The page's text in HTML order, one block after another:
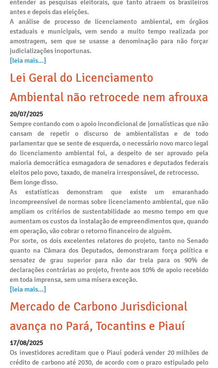
entender as pesquisas eleitorais, que tanto atraem os brasileiros
antes e depois das eleições.
A análise de processo de licenciamento ambiental, em órgãos
estaduais e municipais, vem sendo a muito tempo realizada por
amostragem, sem que se usasse a denominação para não forçar
judicializações inoportunas.
[leia mais...]
Lei Geral do Licenciamento
Ambiental não retrocede nem afrouxa
20/07/2025
Sempre contando com o apoio incondicional de jornalísticas que não
cansam de repetir o discurso de ambientalistas e de todo
parlamentar que se sente de esquerda, o necessário novo marco legal
do licenciamento ambiental foi, a despeito de ser aprovado pela
maioria democrática esmagadora de senadores e deputados federais
eleitos pelo povo, taxado, de maneira irresponsável, de retrocesso.
Bem longe disso.
As estatísticas demonstram que existe um emaranhado
incompreensível de normas sobre licenciamento ambiental, que não
ampliam os critérios de sustentabilidade ao mesmo tempo em que
aumentam os custos da instalação de empreendimentos que, quando
em operação, vão cobrar o retorno financeiro de alguém.
Por sorte, os dois excelentes relatores do projeto, tanto no Senado
quanto na Câmara dos Deputados, demonstraram força política e
sensatez de grau superior para não dar trela para os 90% de
declarações contrárias ao projeto, frente aos 10% de apoio recebido
em toda imprensa, sem uma mísera exceção.
[leia mais...]
Mercado de Carbono Jurisdicional
avança no Pará, Tocantins e Piauí
17/08/2025
Os investidores acreditam que o Piauí poderá vender 20 milhões de
crédito de carbono até 2030, de acordo com o prazo estipulado pelo